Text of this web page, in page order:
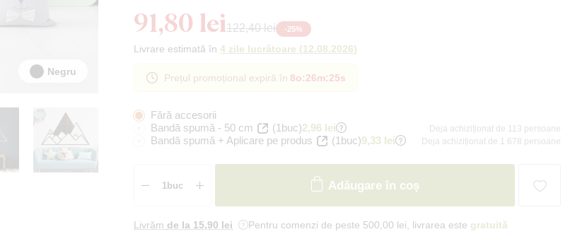
Negru
91,80 lei122,40 lei -25%
Livrare estimată în 4 zile lucrătoare (12.08.2026)
Prețul promoțional expiră în 8o:26m:23s
Fără accesorii
Bandă spumă - 50 cm
(1buc)2,96 lei Deja achiziționat de 113 persoane
Bandă spumă + Aplicare pe produs (1buc)9,33 lei Deja achiziționat de 1 678 persoane
Adăugare în coș
Livrăm de la 15,90 lei Pentru comenzi de peste 500,00 lei, livrarea este gratuită